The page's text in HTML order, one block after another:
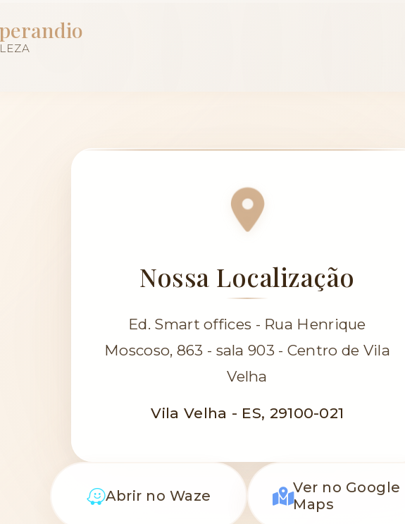
Nossa Localização
Ed. Smart offices - Rua Henrique
Moscoso, 863 - sala 903 - Centro de Vila
Velha
Vila Velha - ES, 29100-021
Abrir no Waze
Ver no Google
Maps